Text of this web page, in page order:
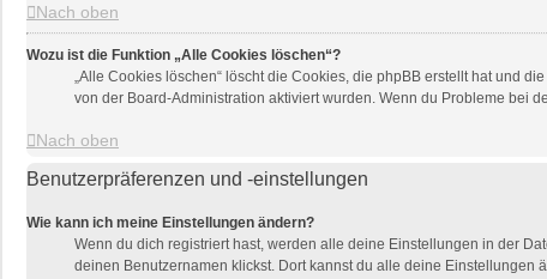
Nach oben
Wozu ist die Funktion „Alle Cookies löschen“?
„Alle Cookies löschen“ löscht die Cookies, die phpBB erstellt hat und
von der Board-Administration aktiviert wurden. Wenn du Probleme bei
Nach oben
Benutzerpräferenzen und -einstellungen
Wie kann ich meine Einstellungen ändern?
Wenn du dich registriert hast, werden alle deine Einstellungen in der
deinen Benutzernamen klickst. Dort kannst du alle deine Einstellungen